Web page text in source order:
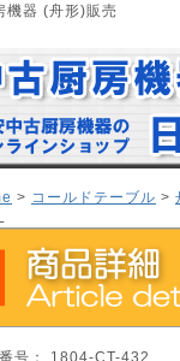
機器 (舟形)販売
> コールドテーブル >
号： 1804-CT-432